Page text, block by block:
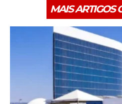
MAIS ARTIGOS